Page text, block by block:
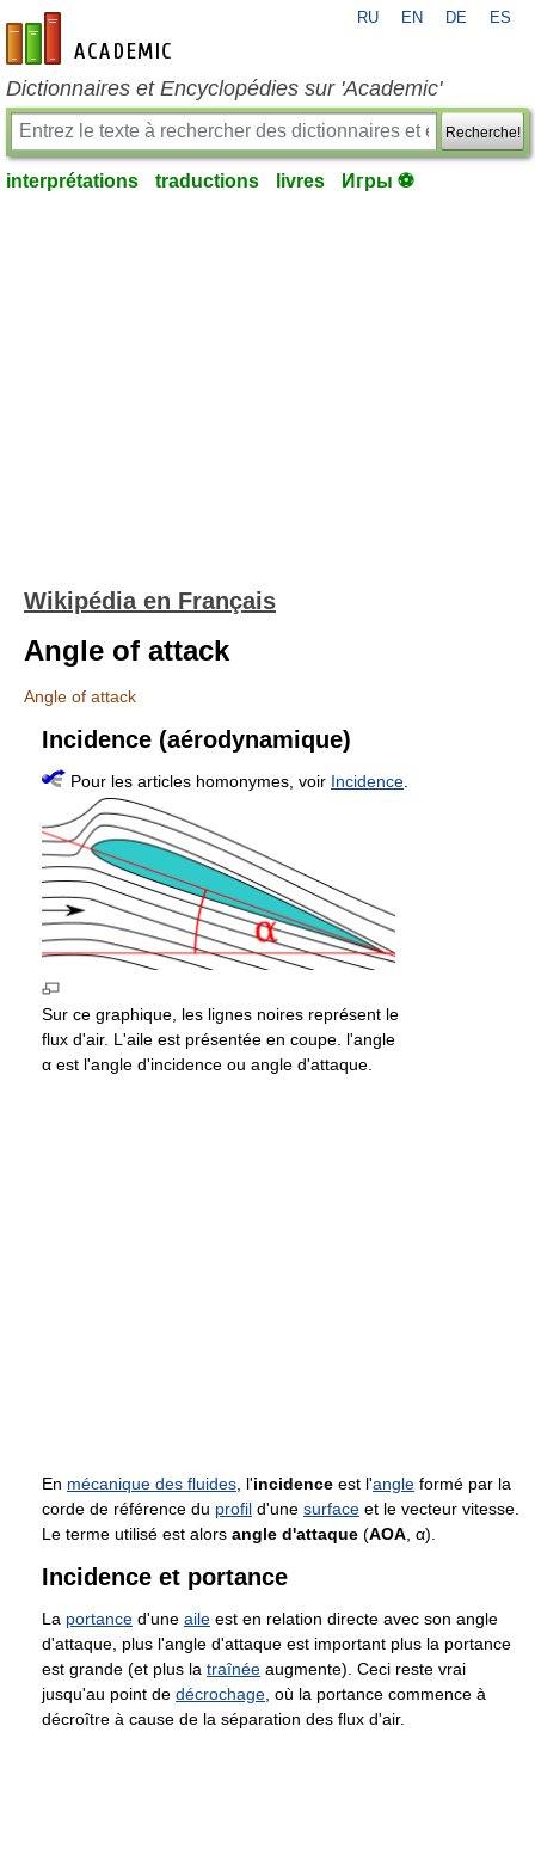
fr-academic.com
RU EN DE ES
Dictionnaires et Encyclopédies sur 'Academic'
Recherche!
interprétations traductions livres Игры ⚽
Wikipédia en Français
Angle of attack
Angle of attack
Incidence (aérodynamique)
Pour les articles homonymes, voir Incidence
Sur ce graphique, les lignes noires représent le
flux d'air. L'aile est présentée en coupe. l'angle
α est l'angle d'incidence ou angle d'attaque.
En mécanique des fluides , l'incidence est l'angle formé par la
corde de référence du profil d'une surface et le vecteur vitesse.
Le terme utilisé est alors angle d'attaque (AOA α).
Incidence et portance
La portance d'une aile est en relation directe avec son angle
d'attaque, plus l'angle d'attaque est important plus la portance
est grande (et plus la traînée augmente). Ceci reste vrai
jusqu'au point de décrochage , où la portance commence à
décroître à cause de la séparation des flux d'air.